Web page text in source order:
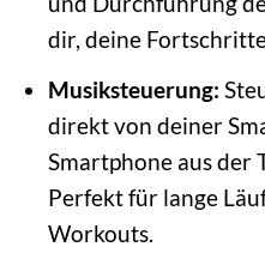
dir, deine
Musiksteuerung:
direkt von deiner
Smartphone aus der
Perfekt für lange
Workouts.